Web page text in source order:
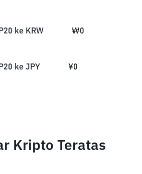
ke KRW ₩0
ke JPY ¥0
Kripto Teratas